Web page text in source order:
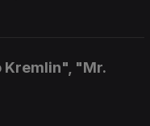
Kremlin", "Mr.